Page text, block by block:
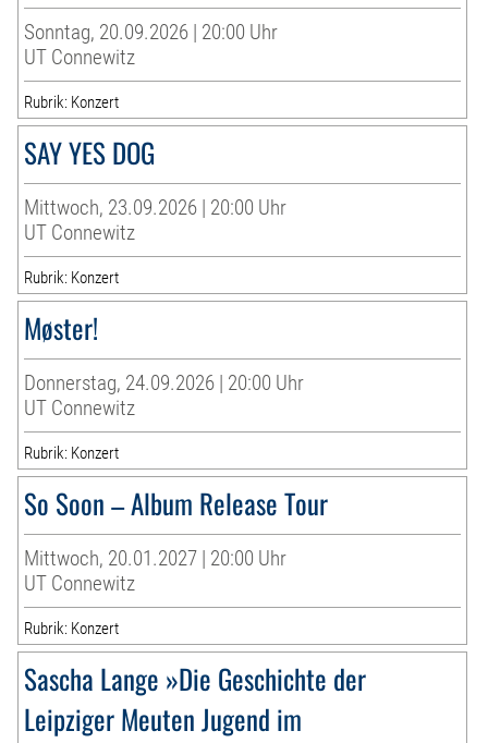
Sonntag, 20.09.2026 | 20:00 Uhr
UT Connewitz
Rubrik: Konzert
SAY YES DOG
Mittwoch, 23.09.2026 | 20:00 Uhr
UT Connewitz
Rubrik: Konzert
Møster!
Donnerstag, 24.09.2026 | 20:00 Uhr
UT Connewitz
Rubrik: Konzert
So Soon – Album Release Tour
Mittwoch, 20.01.2027 | 20:00 Uhr
UT Connewitz
Rubrik: Konzert
Sascha Lange »Die Geschichte der
Leipziger Meuten Jugend im